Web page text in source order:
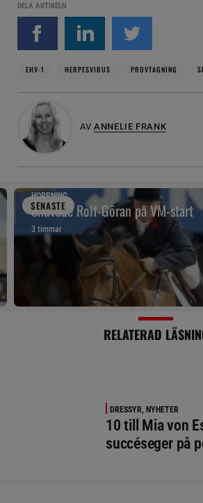
DELA ARTIKELN
EHV-1 HERPESVIRUS PROVTAGNING
AV ANNELIE FRANK
SENASTE
HOPPNING
Snuvade Rolf-Göran på VM-start
3 timmar
RELATERAD
DRESSYR, NYHETER
10 till Mia von
succéseger på